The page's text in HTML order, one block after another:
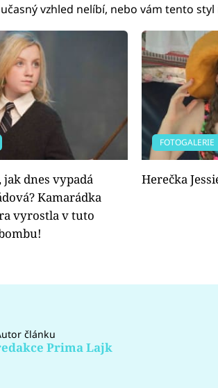
vzhled nelíbí, nebo vám tento
jak dnes vypadá
Kamarádka
vyrostla v tuto
FOTOGALERIE
Herečka
článku
Prima Lajk